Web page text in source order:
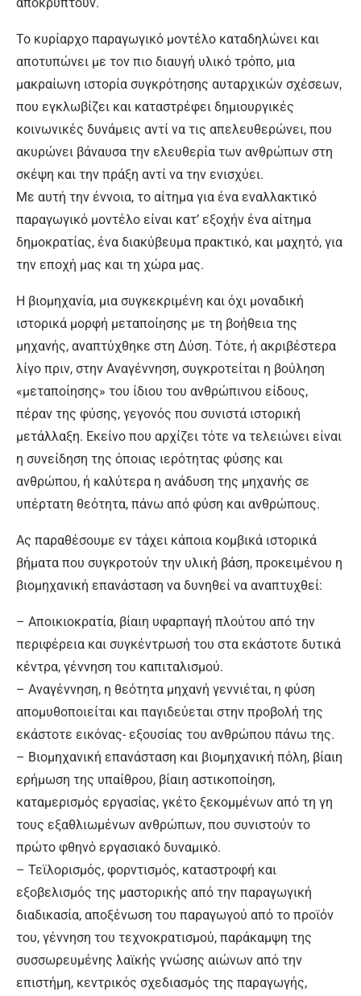
Το κυρίαρχο παραγωγικό μοντέλο καταδηλώνει και
αποτυπώνει με τον πιο διαυγή υλικό τρόπο, μια
μακραίωνη ιστορία συγκρότησης αυταρχικών σχέσεων,
που εγκλωβίζει και καταστρέφει δημιουργικές
κοινωνικές δυνάμεις αντί να τις απελευθερώνει, που
ακυρώνει βάναυσα την ελευθερία των ανθρώπων στη
σκέψη και την πράξη αντί να την ενισχύει.
Με αυτή την έννοια, το αίτημα για ένα εναλλακτικό
παραγωγικό μοντέλο είναι κατ’ εξοχήν ένα αίτημα
δημοκρατίας, ένα διακύβευμα πρακτικό, και μαχητό, για
την εποχή μας και τη χώρα μας.
Η βιομηχανία, μια συγκεκριμένη και όχι μοναδική
ιστορικά μορφή μεταποίησης με τη βοήθεια της
μηχανής, αναπτύχθηκε στη Δύση. Τότε, ή ακριβέστερα
λίγο πριν, στην Αναγέννηση, συγκροτείται η βούληση
«μεταποίησης» του ίδιου του ανθρώπινου είδους,
πέραν της φύσης, γεγονός που συνιστά ιστορική
μετάλλαξη. Εκείνο που αρχίζει τότε να τελειώνει είναι
η συνείδηση της όποιας ιερότητας φύσης και
ανθρώπου, ή καλύτερα η ανάδυση της μηχανής σε
υπέρτατη θεότητα, πάνω από φύση και ανθρώπους.
Ας παραθέσουμε εν τάχει κάποια κομβικά ιστορικά
βήματα που συγκροτούν την υλική βάση, προκειμένου η
βιομηχανική επανάσταση να δυνηθεί να αναπτυχθεί:
– Αποικιοκρατία, βίαιη υφαρπαγή πλούτου από την
περιφέρεια και συγκέντρωσή του στα εκάστοτε δυτικά
κέντρα, γέννηση του καπιταλισμού.
– Αναγέννηση, η θεότητα μηχανή γεννιέται, η φύση
απομυθοποιείται και παγιδεύεται στην προβολή της
εκάστοτε εικόνας- εξουσίας του ανθρώπου πάνω της.
– Βιομηχανική επανάσταση και βιομηχανική πόλη, βίαιη
ερήμωση της υπαίθρου, βίαιη αστικοποίηση,
καταμερισμός εργασίας, γκέτο ξεκομμένων από τη γη
τους εξαθλιωμένων ανθρώπων, που συνιστούν το
πρώτο φθηνό εργασιακό δυναμικό.
– Τεϊλορισμός, φορντισμός, καταστροφή και
εξοβελισμός της μαστορικής από την παραγωγική
διαδικασία, αποξένωση του παραγωγού από το προϊόν
του, γέννηση του τεχνοκρατισμού, παράκαμψη της
συσσωρευμένης λαϊκής γνώσης αιώνων από την
επιστήμη, κεντρικός σχεδιασμός της παραγωγής,